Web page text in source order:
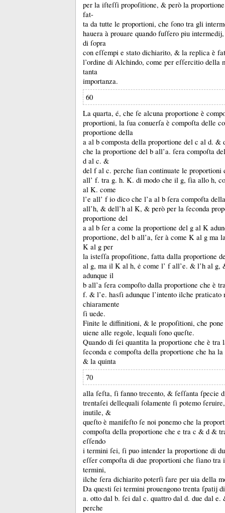
per la iſteſſi propoſitione, & però la
fat-
ta da tutte le proportioni, che ſono tra gli
hauera à prouare quando fuſſero piu
di ſopra
con eſſempi e stato dichiarito, & la replica è
l’ordine di Alchindo, come per eſſercitio della
tanta
importanza.
60
La quarta, é, che ſe alcuna proportione è
proportioni, la ſua conuerſa è compoſta delle
proportione della
a al b composta della proportione del c al d. &
che la proportione del b all’a. ſera compoſta
d al c. &
del f al c. perche ſian continuate le
all’ f. tra g. h. K. di modo che il g, ſia allo h,
al K. come
l’e all’ f io dico che l’a al b ſera compoſta
all’h, & dell’h al K, & però per la ſeconda
proportione del
a al b ſer a come la proportione del g al K
proportione, del b all’a, ſer à come K al g ma
K al g per
la isteſſa propoſitione, fatta dalla proportione
al g, ma il K al h, ė come l’ f all’e. & l’h al g,
adunque il
b all’a ſera compoſto dalla proportione che è
f. & l’e. hasſi adunque l’intento ilche praticato
chiaramente
ſi uede.
Finite le diffinitioni, & le propoſitioni, che
uiene alle regole, lequali ſono queſte.
Quando di ſei quantita la proportione che è
ſeconda e compoſta della proportione che ha
& la quinta
70
alla ſeſta, ſi fanno trecento, & ſeſſanta ſpecie
trentaſei dellequali ſolamente ſi potemo
inutile, &
queſto è manifeſto ſe noi ponemo che la
compoſta della proportione che e tra c & d &
eſſendo
i termini ſei, ſi puo intender la proportione di
eſſer compoſta di due proportioni che ſiano tra
termini,
ilche ſera dichiarito poterſi fare per uia della
Da questi ſei termini prouengono trenta ſpatĳ
a. otto dal b. ſei dal c. quattro dal d. due dal e.
perche